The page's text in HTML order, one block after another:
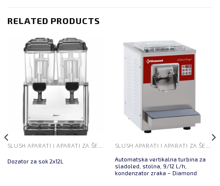
RELATED PRODUCTS
Dozator za sok 2x12L
Automatska vertikalna turbina za
sladoled, stolna, 9/12 L/h,
kondenzator zraka – Diamond